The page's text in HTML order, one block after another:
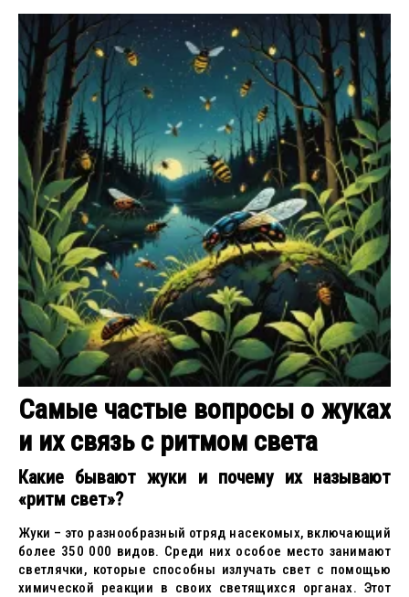
Самые частые вопросы о жуках
и их связь с ритмом света
Какие бывают жуки и почему их называют
«ритм свет»?
Жуки – это разнообразный отряд насекомых, включающий
более 350 000 видов. Среди них особое место занимают
светлячки, которые способны излучать свет с помощью
химической реакции в своих светящихся органах. Этот